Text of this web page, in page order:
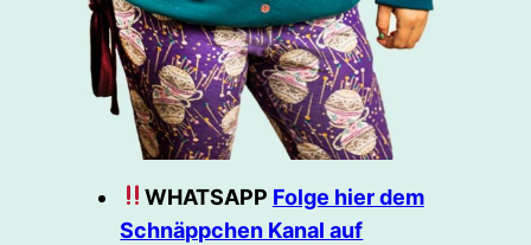
WHATSAPP Folge hier dem
Schnäppchen Kanal auf